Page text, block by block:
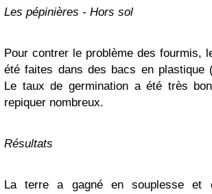
Les pépinières - Hors sol
Pour contrer le problème des fourmis,
été faites dans des bacs en plastique
Le taux de germination a été très
repiquer nombreux.
Résultats
La terre a gagné en souplesse et